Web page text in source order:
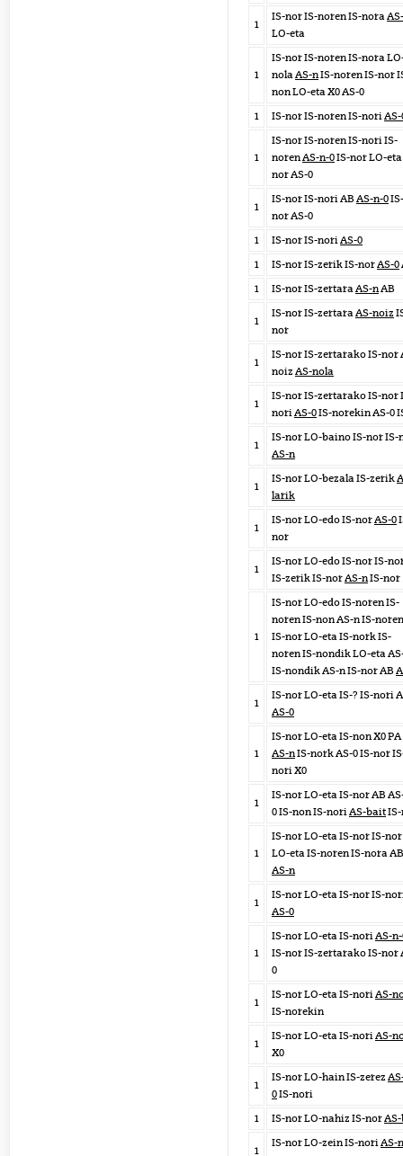
1
IS-nor IS-noren IS-nora
LO-eta
1
IS-nor IS-noren IS-nora
nolaAS-nIS-noren IS-nor
non LO-eta X0 AS-0
1
IS-nor IS-noren IS-noriAS-
1
IS-nor IS-noren IS-nori IS-
norenAS-n-0IS-nor LO-eta
nor AS-0
1
IS-nor IS-nori AB AS-n-0IS-
nor AS-0
1
IS-nor IS-noriAS-0
1
IS-nor IS-zerik IS-norAS-0
1
IS-nor IS-zertaraAS-nAB
1
IS-nor IS-zertaraAS-noiz
nor
1
IS-nor IS-zertarako IS-nor
noiz AS-nola
1
IS-nor IS-zertarako IS-nor
noriAS-0IS-norekin AS-0
1
IS-nor LO-baino IS-nor IS-
AS-n
1
IS-nor LO-bezala IS-zerik
larik
1
IS-nor LO-edo IS-norAS-0
nor
1
IS-nor LO-edo IS-nor IS-
IS-zerik IS-norAS-nIS-nor
1
IS-nor LO-edo IS-noren IS-
noren IS-non AS-n IS-noren
IS-nor LO-eta IS-nork IS-
noren IS-nondik LO-eta
IS-nondik AS-n IS-nor AB
1
IS-nor LO-eta IS-? IS-nori
AS-0
1
IS-nor LO-eta IS-non X0 PA
AS-nIS-nork AS-0 IS-nor
nori X0
1
IS-nor LO-eta IS-nor AB
0 IS-non IS-noriAS-bait
1
IS-nor LO-eta IS-nor IS-nor
LO-eta IS-noren IS-nora AB
AS-n
1
IS-nor LO-eta IS-nor IS-
AS-0
1
IS-nor LO-eta IS-noriAS-
IS-nor IS-zertarako IS-nor
0
1
IS-nor LO-eta IS-noriAS-
IS-norekin
1
IS-nor LO-eta IS-noriAS-
X0
1
IS-nor LO-hain IS-zerez
0IS-nori
1
IS-nor LO-nahiz IS-nor
1
IS-nor LO-zein IS-noriAS-